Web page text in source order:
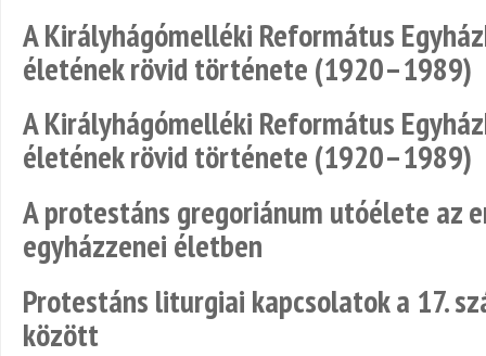
A Királyhágómelléki Református
életének rövid története (1920–1989)
A Királyhágómelléki Református
életének rövid története (1920–1989)
A protestáns gregoriánum utóélete az
egyházzenei életben
Protestáns liturgiai kapcsolatok a 17.
között